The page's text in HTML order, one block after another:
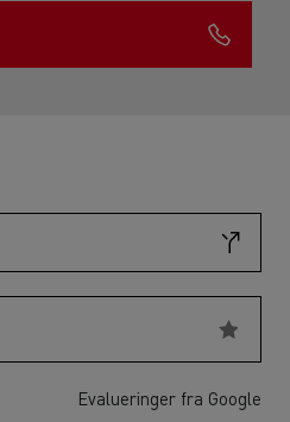
Evalueringer fra Google